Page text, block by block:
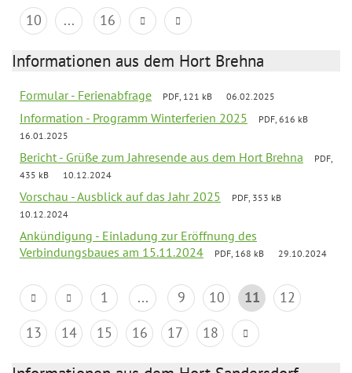
10
... 16
Informationen aus dem Hort Brehna
Formular - Ferienabfrage PDF, 121 kB 06.02.2025
Information - Programm Winterferien 2025
PDF, 616 kB
16.01.2025
Bericht - Grüße zum Jahresende aus dem Hort Brehna
PDF,
435 kB
10.12.2024
Vorschau - Ausblick auf das Jahr 2025
PDF, 353 kB
10.12.2024
Ankündigung - Einladung zur Eröffnung des
Verbindungsbaues am 15.11.2024
PDF, 168 kB 29.10.2024
1 ... 9 10 11
12
13
14 15 16 17 18